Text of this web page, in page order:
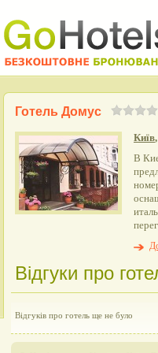
Готель Домус
Київ
В
Відгуки про
Відгуків про готель ще не було